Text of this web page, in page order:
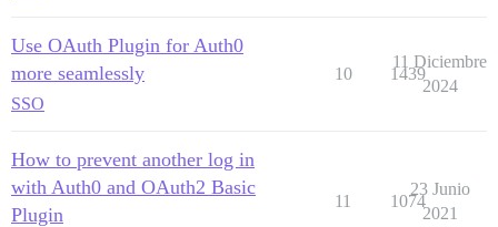
Use OAuth Plugin for Auth0
more seamlessly
SSO
10 1439
11 Diciembre
2024
How to prevent another log in
with Auth0 and OAuth2 Basic
Plugin
11 1074
23 Junio
2021